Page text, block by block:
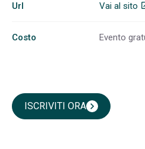
Url Vai al sito
Costo Evento
ISCRIVITI ORAchevron_right